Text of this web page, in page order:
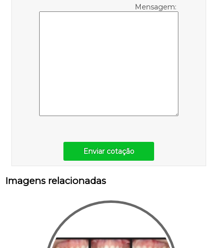
Mensagem:
Enviar cotação
Imagens relacionadas